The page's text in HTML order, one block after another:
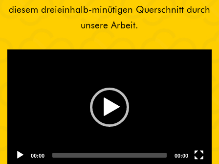
diesem dreieinhalb-minütigen Querschnitt durch
unsere Arbeit.
00:00 00:00